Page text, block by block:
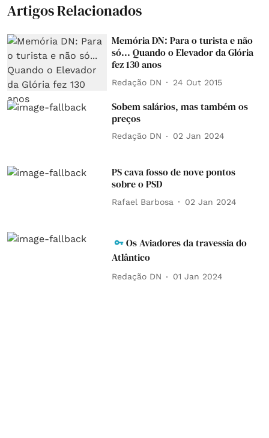
Artigos Relacionados
Memória DN: Para o turista e não
só... Quando o Elevador da Glória
fez 130 anos
Redação DN 24 Out 2015
Sobem salários, mas também os
preços
Redação DN 02 Jan 2024
PS cava fosso de nove pontos
sobre o PSD
Rafael Barbosa 02 Jan 2024
Os Aviadores da travessia do
Atlântico
Redação DN 01 Jan 2024